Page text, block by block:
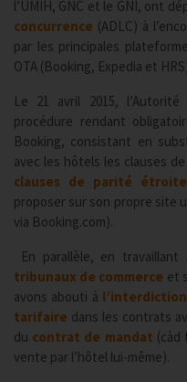
l’UMIH, GNC et le GNI, ont
concurrence (ADLC) à
par les principales
OTA (Booking, Expedia et
Le 21 avril 2015,
procédure rendant
Booking, consistant en
avec les hôtels les clauses
clauses de parité étroite
proposer sur son propre site
via Booking.com).
En parallèle, en travaillant
tribunaux de commerce et
avons abouti à
tarifaire dans les contrats
du contrat de mandat (càd
vente par l’hôtel lui-même).